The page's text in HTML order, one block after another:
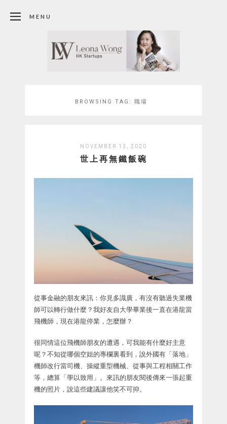
MENU
BROWSING TAG: 職場
NOVEMBER 13, 2020
世上再無鐵飯碗
從事金融的朋友來訊：你見多識廣，有沒有聽過失業機
師可以轉行做什麼？我好友自大學畢業後一直在港龍當
飛機師，現在港龍停業，怎麼辦？
很同情這位飛機師朋友的遭遇，可我能有什麼好主意
呢？不知從哪個空姐的專欄裏看到，說外國有「落地」
機師改行當司機、操縱重型機械、從事與工程相關工作
等，總算「學以致用」。來訊的朋友閱後傳來一張起重
機的照片，說這些建議讓他笑不可抑。